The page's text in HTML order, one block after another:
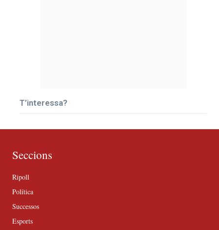
T’interessa?
Seccions
Ripoll
Política
Successos
Esports